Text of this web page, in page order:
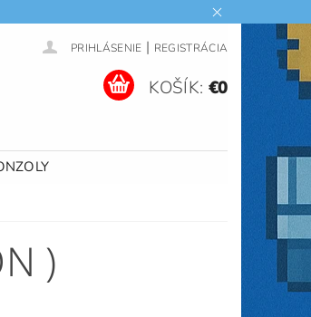
PRIHLÁSENIE | REGISTRÁCIA
KOŠÍK: €0
)